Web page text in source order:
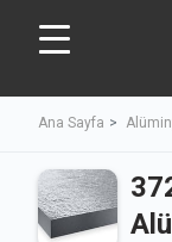
Ana Sayfa